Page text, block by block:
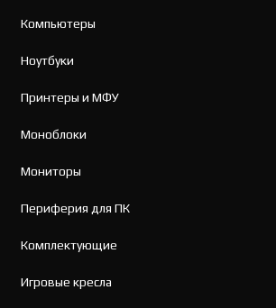
Компьютеры
Ноутбуки
Принтеры и МФУ
Моноблоки
Мониторы
Периферия для ПК
Комплектующие
Игровые кресла